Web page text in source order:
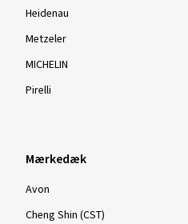
Heidenau
Metzeler
MICHELIN
Pirelli
Mærkedæk
Avon
Cheng Shin (CST)